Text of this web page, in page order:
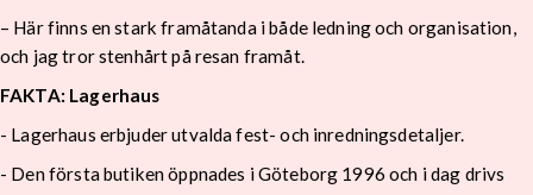
– Här finns en stark framåtanda i både ledning och organisation,
och jag tror stenhårt på resan framåt.
FAKTA: Lagerhaus
- Lagerhaus erbjuder utvalda fest- och inredningsdetaljer.
- Den första butiken öppnades i Göteborg 1996 och i dag drivs